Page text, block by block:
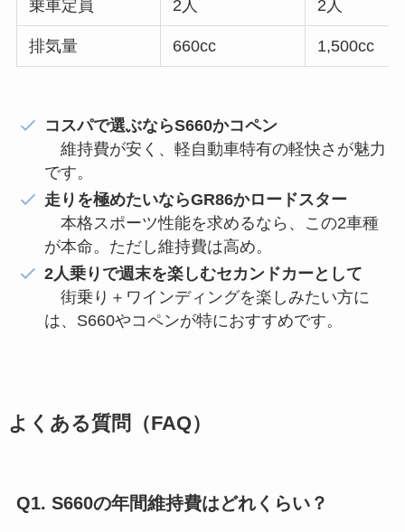
乗車定員 2人 2人
排気量 660cc 1,500cc
コスパで選ぶならS660かコペン
維持費が安く、軽自動車特有の軽快さが魅力
です。
走りを極めたいならGR86かロードスター
本格スポーツ性能を求めるなら、この2車種
が本命。ただし維持費は高め。
2人乗りで週末を楽しむセカンドカーとして
街乗り＋ワインディングを楽しみたい方に
は、S660やコペンが特におすすめです。
よくある質問（FAQ）
Q1. S660の年間維持費はどれくらい？